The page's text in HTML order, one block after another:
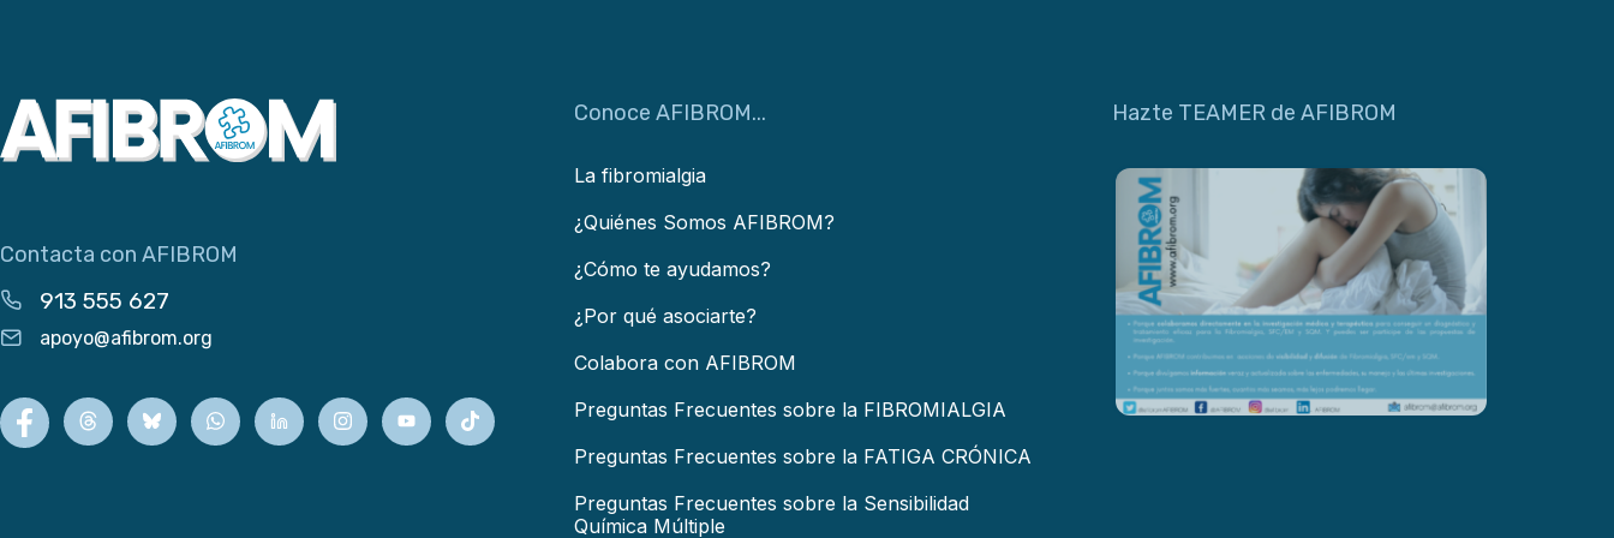
Contacta con AFIBROM
913 555 627
apoyo@afibrom.org
Conoce AFIBROM...
La fibromialgia
¿Quiénes Somos AFIBROM?
¿Cómo te ayudamos?
¿Por qué asociarte?
Colabora con AFIBROM
Preguntas Frecuentes sobre la FIBROMIALGIA
Preguntas Frecuentes sobre la FATIGA CRÓNICA
Preguntas Frecuentes sobre la Sensibilidad
Química Múltiple
Hazte TEAMER de AFIBROM